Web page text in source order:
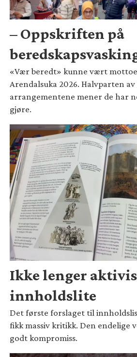
– Oppskriften på
«Vær beredt» kunne vært
Arendalsuka 2026. Halvparten av
arrangementene mener de har
gjøre.
Ikke lenger
innholdslite
Det første forslaget til
fikk massiv kritikk. Den endelige
godt kompromiss.